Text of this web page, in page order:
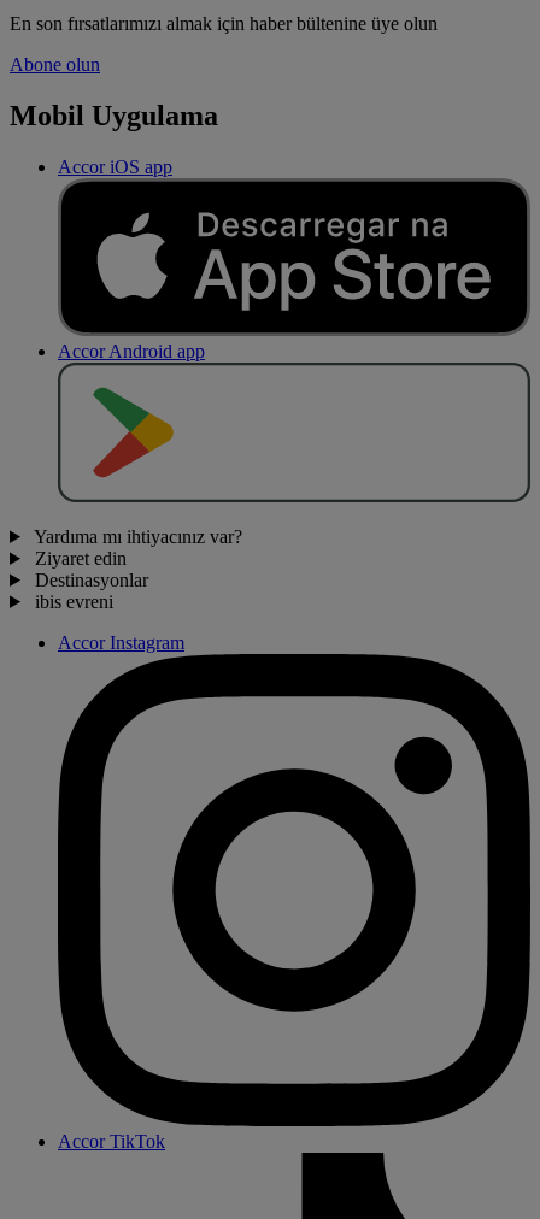
En son fırsatlarımızı almak için haber bültenine üye olun
Abone olun
Mobil Uygulama
Accor iOS app
Accor Android app
Yardıma mı ihtiyacınız var?
Ziyaret edin
Destinasyonlar
ibis evreni
Accor Instagram
Accor TikTok